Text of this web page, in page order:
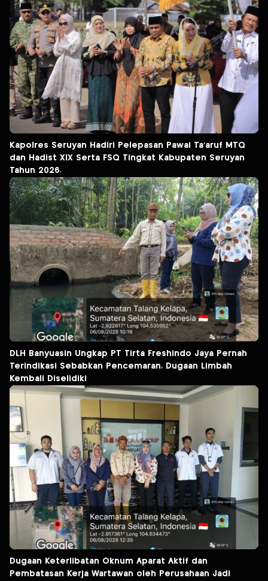
Kapolres Seruyan Hadiri Pelepasan Pawai Ta’aruf MTQ
dan Hadist XlX Serta FSQ Tingkat Kabupaten Seruyan
Tahun 2026.
DLH Banyuasin Ungkap PT Tirta Freshindo Jaya Pernah
Terindikasi Sebabkan Pencemaran, Dugaan Limbah
Kembali Diselidiki
Dugaan Keterlibatan Oknum Aparat Aktif dan
Pembatasan Kerja Wartawan oleh Perusahaan Jadi